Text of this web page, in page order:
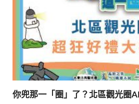
你兜那一「圈」了？北區觀光圈